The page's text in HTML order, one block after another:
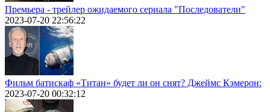
Премьера - трейлер ожидаемого сериала "Последователи"
2023-07-20 22:56:22
Фильм батискаф «Титан» будет ли он снят? Джеймс Кэмерон:
2023-07-20 00:32:12